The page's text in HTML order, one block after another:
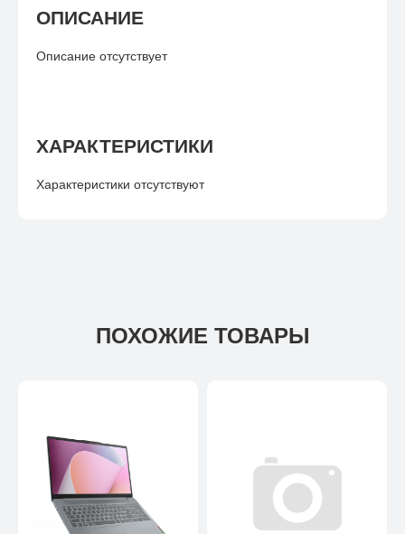
ОПИСАНИЕ
Описание отсутствует
ХАРАКТЕРИСТИКИ
Характеристики отсутствуют
ПОХОЖИЕ ТОВАРЫ